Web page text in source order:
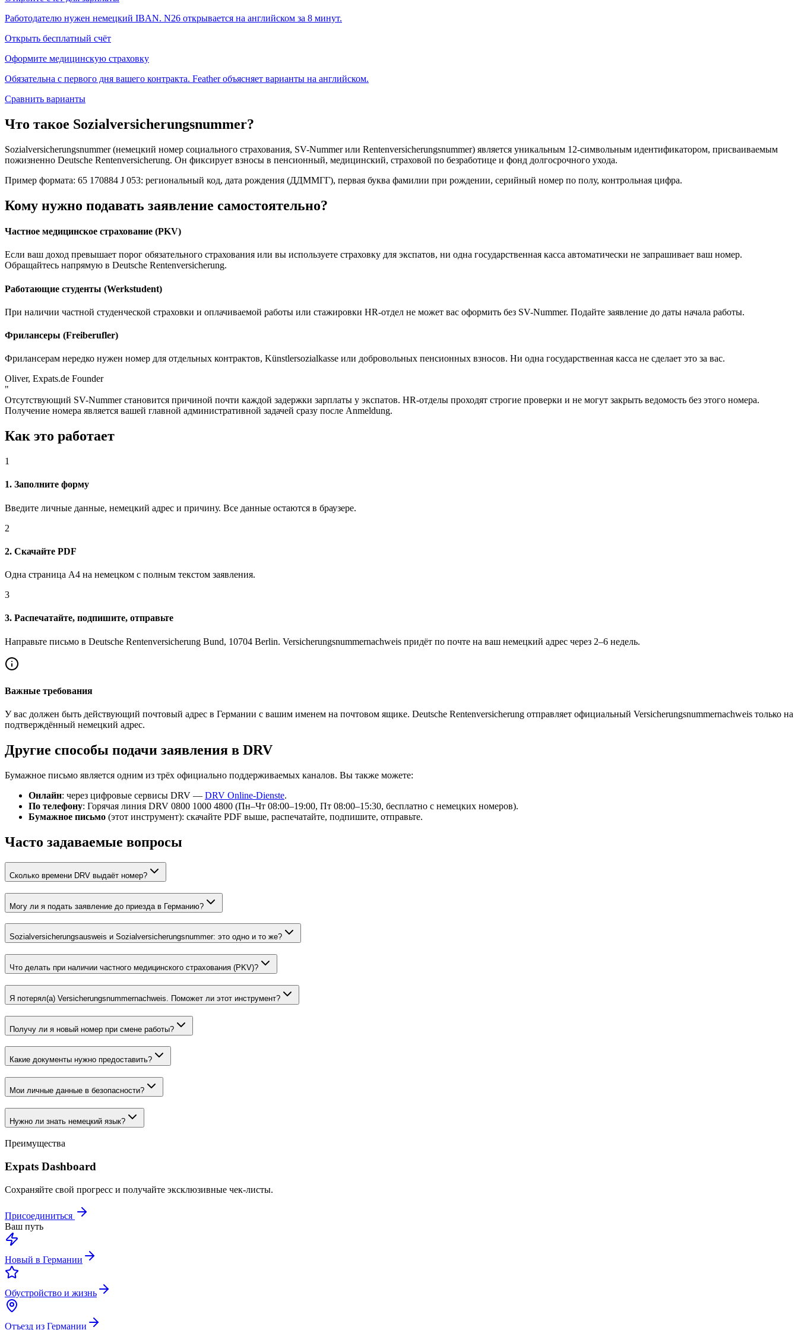
Работодателю нужен немецкий IBAN. N26 открывается на английском за 8 минут.
Открыть бесплатный счёт
Оформите медицинскую страховку
Обязательна с первого дня вашего контракта. Feather объясняет варианты на английском.
Сравнить варианты
Что такое Sozialversicherungsnummer?
Sozialversicherungsnummer (немецкий номер социального страхования, SV-Nummer или Rentenversicherungsnummer) является уникальным 12-символьным идентификатором, присваиваемым
пожизненно Deutsche Rentenversicherung. Он фиксирует взносы в пенсионный, медицинский, страховой по безработице и фонд долгосрочного ухода.
Пример формата: 65 170884 J 053: региональный код, дата рождения (ДДММГГ), первая буква фамилии при рождении, серийный номер по полу, контрольная цифра.
Кому нужно подавать заявление самостоятельно?
Частное медицинское страхование (PKV)
Если ваш доход превышает порог обязательного страхования или вы используете страховку для экспатов, ни одна государственная касса автоматически не запрашивает ваш номер.
Обращайтесь напрямую в Deutsche Rentenversicherung.
Работающие студенты (Werkstudent)
При наличии частной студенческой страховки и оплачиваемой работы или стажировки HR-отдел не может вас оформить без SV-Nummer. Подайте заявление до даты начала работы.
Фрилансеры (Freiberufler)
Фрилансерам нередко нужен номер для отдельных контрактов, Künstlersozialkasse или добровольных пенсионных взносов. Ни одна государственная касса не сделает это за вас.
Oliver, Expats.de Founder
"
Отсутствующий SV-Nummer становится причиной почти каждой задержки зарплаты у экспатов. HR-отделы проходят строгие проверки и не могут закрыть ведомость без этого номера.
Получение номера является вашей главной административной задачей сразу после Anmeldung.
Как это работает
1
1. Заполните форму
Введите личные данные, немецкий адрес и причину. Все данные остаются в браузере.
2
2. Скачайте PDF
Одна страница A4 на немецком с полным текстом заявления.
3
3. Распечатайте, подпишите, отправьте
Направьте письмо в Deutsche Rentenversicherung Bund, 10704 Berlin. Versicherungsnummernachweis придёт по почте на ваш немецкий адрес через 2–6 недель.
Важные требования
У вас должен быть действующий почтовый адрес в Германии с вашим именем на почтовом ящике. Deutsche Rentenversicherung отправляет официальный Versicherungsnummernachweis только на
подтверждённый немецкий адрес.
Другие способы подачи заявления в DRV
Бумажное письмо является одним из трёх официально поддерживаемых каналов. Вы также можете:
Онлайн: через цифровые сервисы DRV — DRV Online-Dienste.
По телефону: Горячая линия DRV 0800 1000 4800 (Пн–Чт 08:00–19:00, Пт 08:00–15:30, бесплатно с немецких номеров).
Бумажное письмо (этот инструмент): скачайте PDF выше, распечатайте, подпишите, отправьте.
Часто задаваемые вопросы
Сколько времени DRV выдаёт номер?
Могу ли я подать заявление до приезда в Германию?
Sozialversicherungsausweis и Sozialversicherungsnummer: это одно и то же?
Что делать при наличии частного медицинского страхования (PKV)?
Я потерял(а) Versicherungsnummernachweis. Поможет ли этот инструмент?
Получу ли я новый номер при смене работы?
Какие документы нужно предоставить?
Мои личные данные в безопасности?
Нужно ли знать немецкий язык?
Преимущества
Expats Dashboard
Сохраняйте свой прогресс и получайте эксклюзивные чек-листы.
Присоединиться
Ваш путь
Новый в Германии
Обустройство и жизнь
Отъезд из Германии